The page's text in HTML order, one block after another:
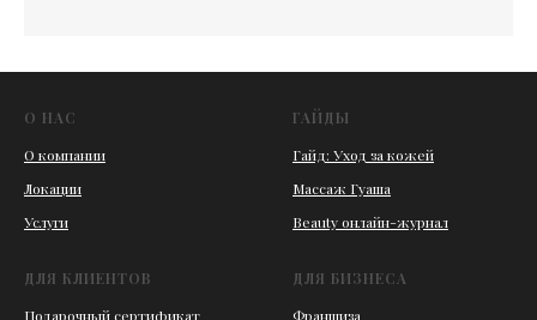
О НАС
О компании
Локации
Услуги
ГАЙДЫ
Гайд: Уход за кожей
Массаж Гуаша
Beauty онлайн-журнал
ДЛЯ КЛИЕНТОВ
Подарочный сертификат
ДЛЯ БИЗНЕСА
Франшиза